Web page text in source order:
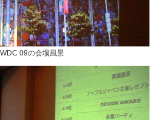
09の会場風景